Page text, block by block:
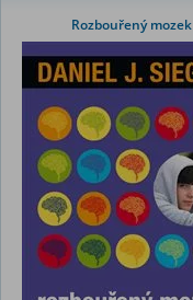
Rozbouřený mozek